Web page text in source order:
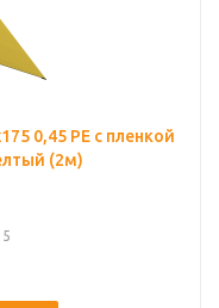
0,45 PE с пленкой
(2м)